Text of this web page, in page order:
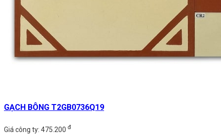
GẠCH BÔNG T2GB0736Q19
Giá công ty: 475.200 đ